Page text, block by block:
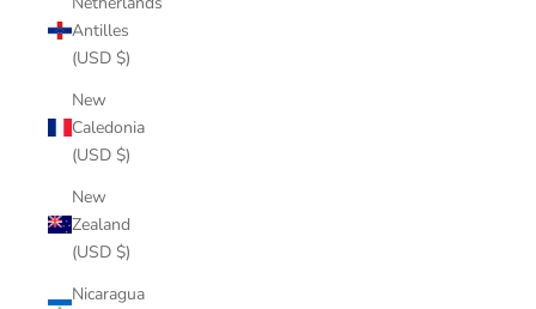
Antilles
(USD $)
New
Caledonia
(USD $)
New
Zealand
(USD $)
Nicaragua